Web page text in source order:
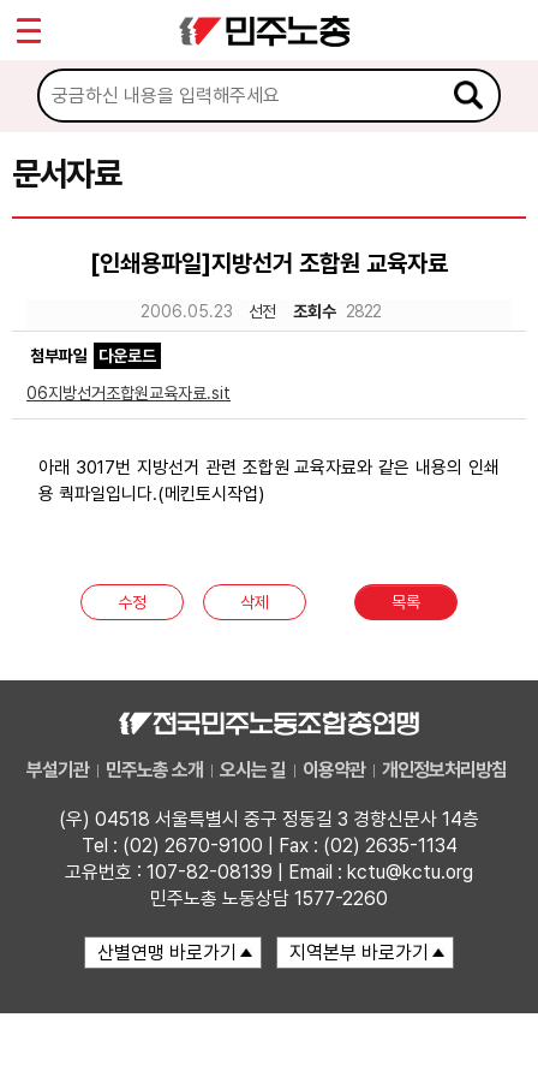
문서자료
[인쇄용파일]지방선거 조합원 교육자료
2006.05.23 선전 조회수 2822
첨부파일
다운로드
06지방선거조합원교육자료.sit
아래 3017번 지방선거 관련 조합원 교육자료와 같은 내용의 인쇄
용 쿽파일입니다.(메킨토시작업)
수정 삭제 목록
부설기관 민주노총 소개 오시는 길 이용약관 개인정보처리방침
(우) 04518 서울특별시 중구 정동길 3 경향신문사 14층
Tel : (02) 2670-9100 | Fax : (02) 2635-1134
고유번호 : 107-82-08139 | Email : kctu@kctu.org
민주노총 노동상담 1577-2260
마이페이지
소개
소식
문서자료
미디어자료
카드뉴스
Sketchbook5, 스케치북5
Sketchbook5, 스케치북5